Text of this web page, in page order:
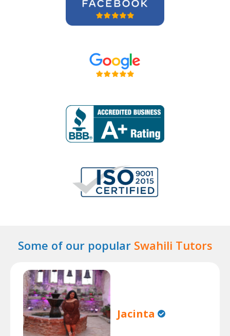
Some of our popular Swahili Tutors
Jacinta